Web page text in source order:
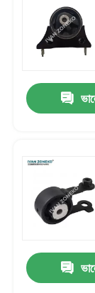
বাড়ি
ভিডিও
আমাদের সম্পর্কে